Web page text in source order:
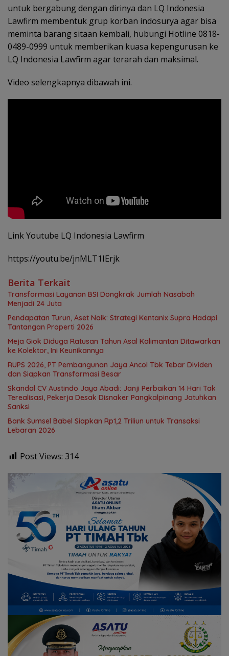
untuk bergabung dengan dirinya dan LQ Indonesia
Lawfirm membentuk grup korban indosurya agar bisa
meminta barang sitaan kembali, hubungi Hotline 0818-
0489-0999 untuk memberikan kuasa kepengurusan ke
LQ Indonesia Lawfirm agar terarah dan maksimal.
Video selengkapnya dibawah ini.
Link Youtube LQ Indonesia Lawfirm
https://youtu.be/jnMLT1IErjk
Berita Terkait
Transformasi Layanan BSI Dongkrak Jumlah Nasabah
Menjadi 24 Juta
Pendapatan Turun, Aset Naik: Strategi Kentanix Supra Hadapi
Tantangan Properti 2026
Meja Giok Diduga Ratusan Tahun Asal Kalimantan Ditawarkan
RUPS 2026, PT Pembangunan Jaya Ancol Tbk Tebar Dividen
dan Siapkan Transformasi Besar
Skandal CV Austindo Jaya Abadi: Janji Perbaikan 14 Hari Tak
Terealisasi, Pekerja Desak Disnaker Pangkalpinang Jatuhkan
Sanksi
Bank Sumsel Babel Siapkan Rp1,2 Triliun untuk Transaksi
Lebaran 2026
Post Views: 314